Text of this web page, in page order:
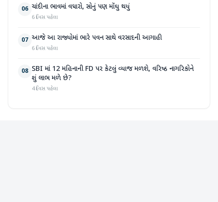
06 ચાંદીના ભાવમાં વધારો, સોનું પણ મોંઘુ થયું
6 દિવસ પહેલા
07 આજે આ રાજ્યોમાં ભારે પવન સાથે વરસાદની આગાહી
6 દિવસ પહેલા
08 SBI માં 12 મહિનાની FD પર કેટલું વ્યાજ મળશે, વરિષ્ઠ નાગરિકોને
શું લાભ મળે છે?
4 દિવસ પહેલા